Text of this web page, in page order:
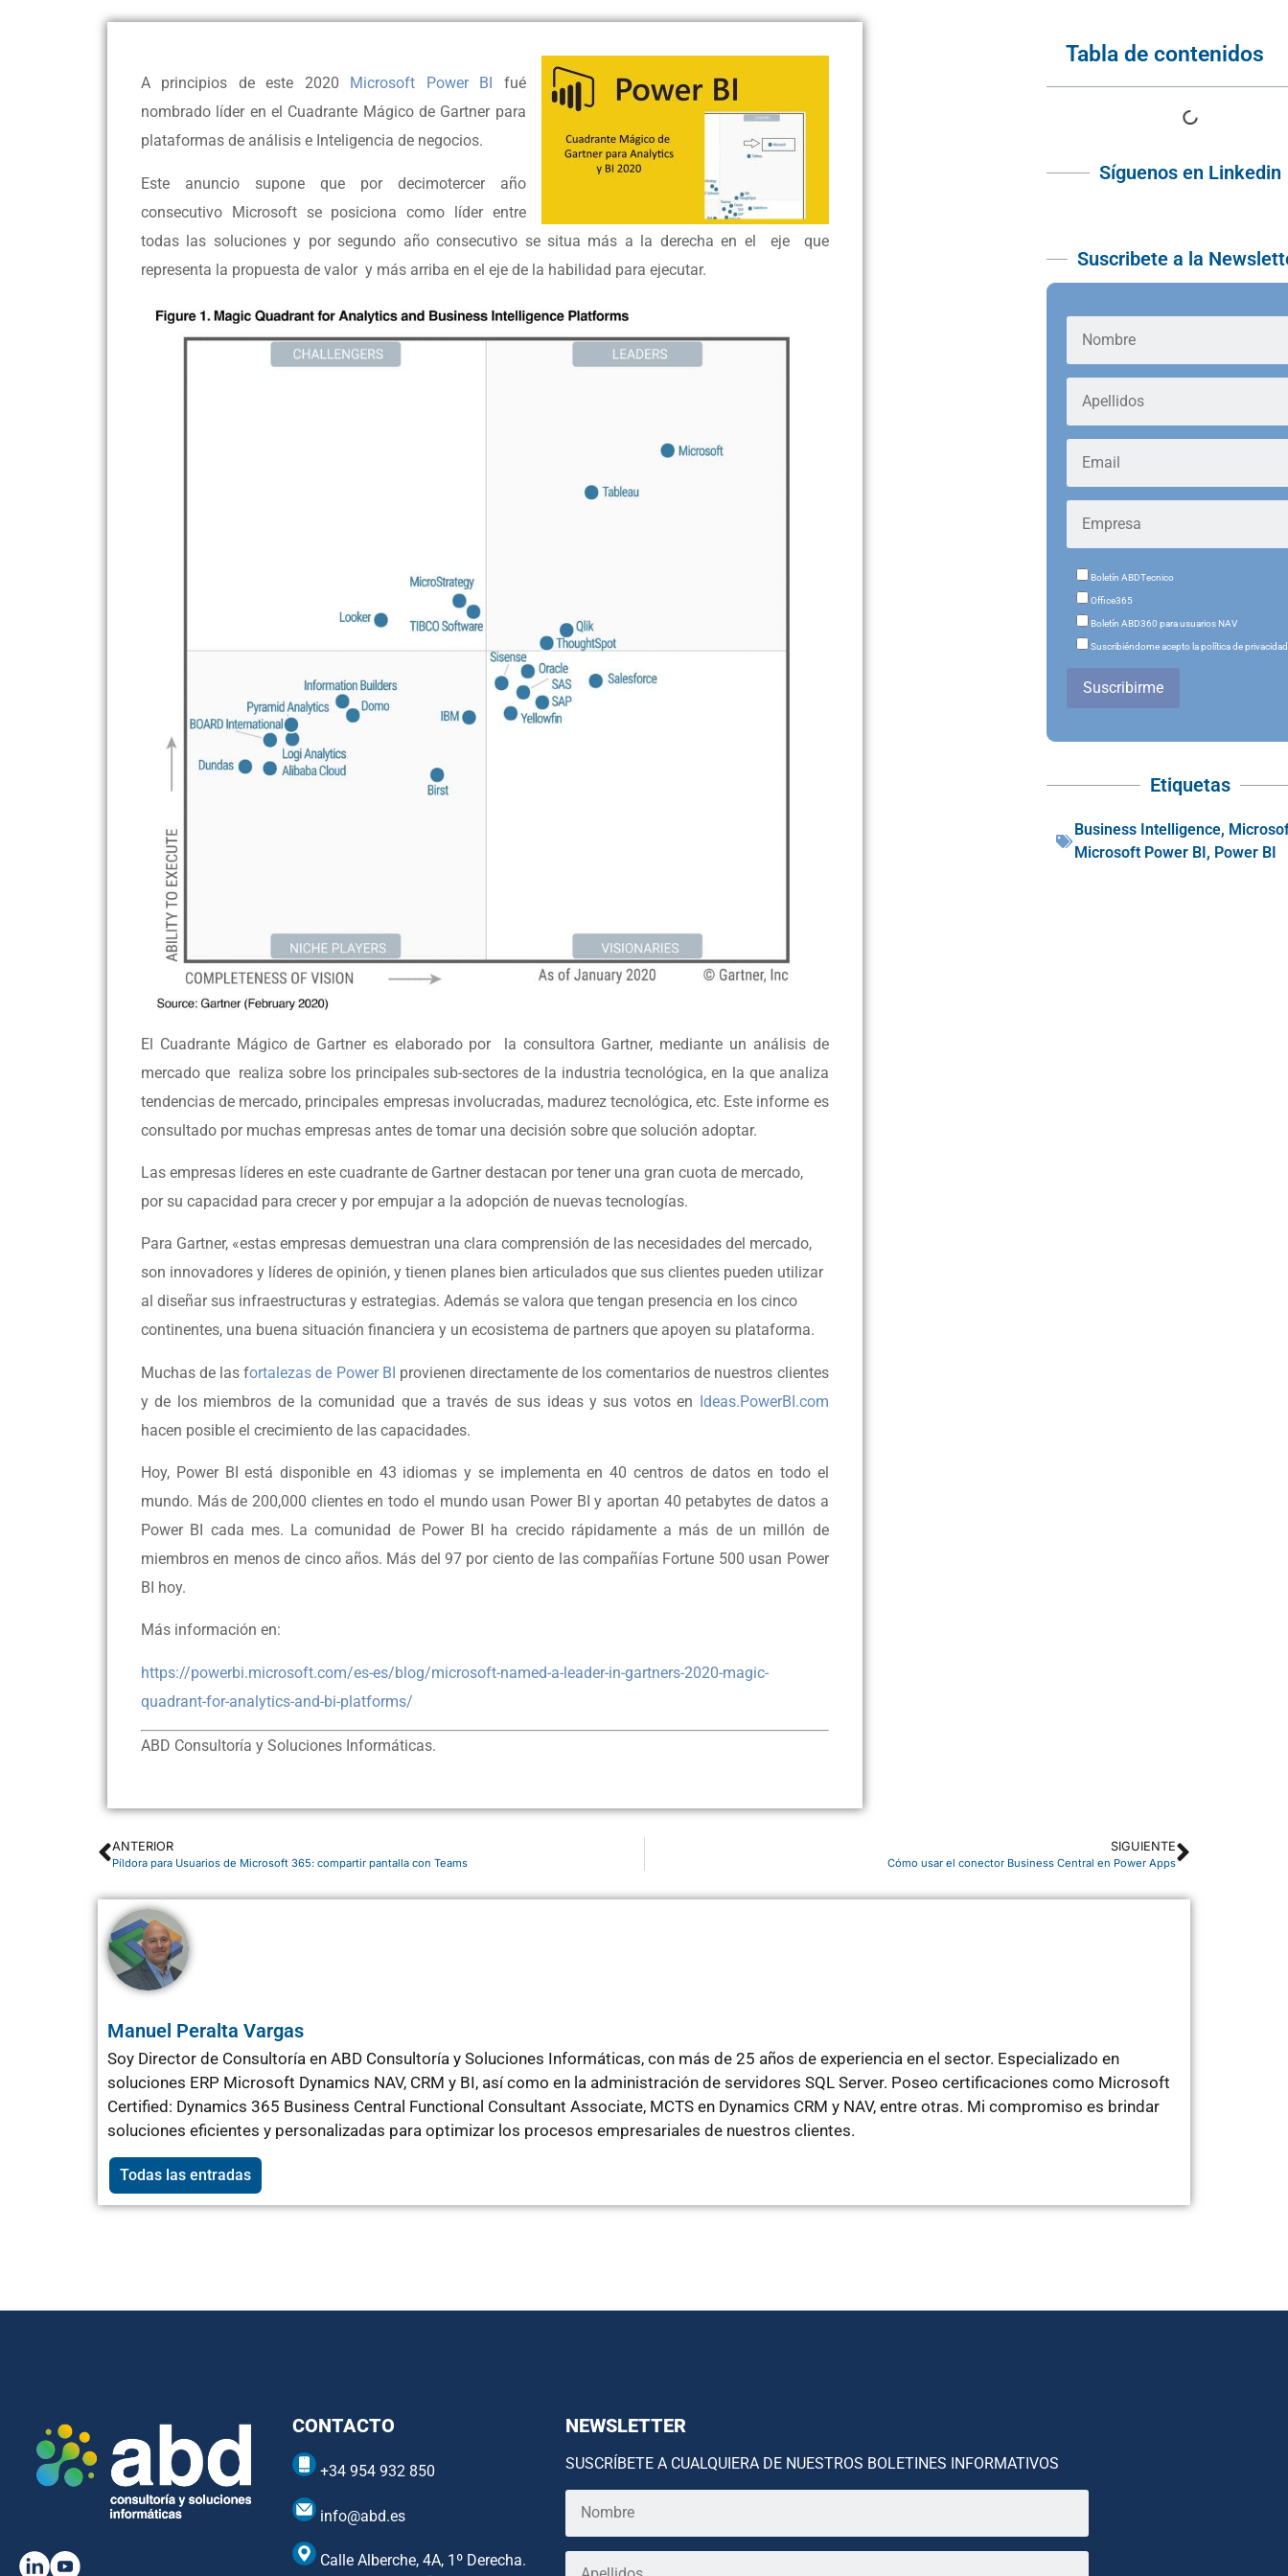
A principios de este 2020 Microsoft Power BI
fué
nombrado líder en el Cuadrante Mágico de Gartner para
plataformas de análisis e Inteligencia de negocios.
Este anuncio supone que por decimotercer año
consecutivo Microsoft se posiciona como líder entre
todas las soluciones y por segundo año consecutivo se situa más a la derecha en el eje que
representa la propuesta de valor y más arriba en el eje de la habilidad para ejecutar.
El Cuadrante Mágico de Gartner es elaborado por la consultora Gartner, mediante un análisis de
mercado que realiza sobre los principales sub-sectores de la industria tecnológica, en la que analiza
tendencias de mercado, principales empresas involucradas, madurez tecnológica, etc. Este informe es
consultado por muchas empresas antes de tomar una decisión sobre que solución adoptar.
Las empresas líderes en este cuadrante de Gartner destacan por tener una gran cuota de mercado,
por su capacidad para crecer y por empujar a la adopción de nuevas tecnologías.
Para Gartner, «estas empresas demuestran una clara comprensión de las necesidades del mercado,
son innovadores y líderes de opinión, y tienen planes bien articulados que sus clientes pueden utilizar
al diseñar sus infraestructuras y estrategias. Además se valora que tengan presencia en los cinco
continentes, una buena situación financiera y un ecosistema de partners que apoyen su plataforma.
Muchas de las fortalezas de Power BI provienen directamente de los comentarios de nuestros clientes
y de los miembros de la comunidad que a través de sus ideas y sus votos en Ideas.PowerBI.com
hacen posible el crecimiento de las capacidades.
Hoy, Power BI está disponible en 43 idiomas y se implementa en 40 centros de datos en todo el
mundo. Más de 200,000 clientes en todo el mundo usan Power BI y aportan 40 petabytes de datos a
Power BI cada mes. La comunidad de Power BI ha crecido rápidamente a más de un millón de
miembros en menos de cinco años. Más del 97 por ciento de las compañías Fortune 500 usan Power
BI hoy.
Más información en:
https://powerbi.microsoft.com/es-es/blog/microsoft-named-a-leader-in-gartners-2020-magic-
quadrant-for-analytics-and-bi-platforms/
ABD Consultoría y Soluciones Informáticas.
Tabla de contenidos
Síguenos en Linkedin
Suscribete a la
Boletín ABDTecnico
Office365
Boletín ABD360 para usuarios NAV
Suscribiéndome acepto la política de privacidad
Suscribirme
Etiquetas
Business Intelligence,
Microsoft Power BI, Power BI
ANTERIOR
Píldora para Usuarios de Microsoft 365: compartir pantalla con Teams
SIGUIENTE
Cómo usar el conector Business Central en Power Apps
Manuel Peralta Vargas
Soy Director de Consultoría en ABD Consultoría y Soluciones Informáticas, con más de 25 años de experiencia en el sector. Especializado en
soluciones ERP Microsoft Dynamics NAV, CRM y BI, así como en la administración de servidores SQL Server. Poseo certificaciones como Microsoft
Certified: Dynamics 365 Business Central Functional Consultant Associate, MCTS en Dynamics CRM y NAV, entre otras. Mi compromiso es brindar
soluciones eficientes y personalizadas para optimizar los procesos empresariales de nuestros clientes.
Todas las entradas
CONTACTO
+34 954 932 850
info@abd.es
Calle Alberche, 4A, 1º Derecha.
NEWSLETTER
SUSCRÍBETE A CUALQUIERA DE NUESTROS BOLETINES INFORMATIVOS